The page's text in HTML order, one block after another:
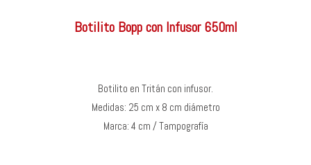
Botilito Bopp con Infusor 650ml
Botilito en Tritán con infusor.
Medidas: 25 cm x 8 cm diámetro
Marca: 4 cm / Tampografía